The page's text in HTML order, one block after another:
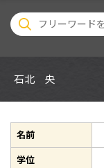
石北 央
名前
学位